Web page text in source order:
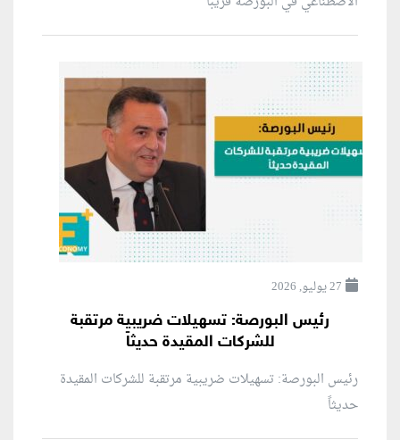
27 يوليو, 2026
رئيس البورصة: تسهيلات ضريبية مرتقبة
للشركات المقيدة حديثاً
رئيس البورصة: تسهيلات ضريبية مرتقبة للشركات المقيدة
حديثاً